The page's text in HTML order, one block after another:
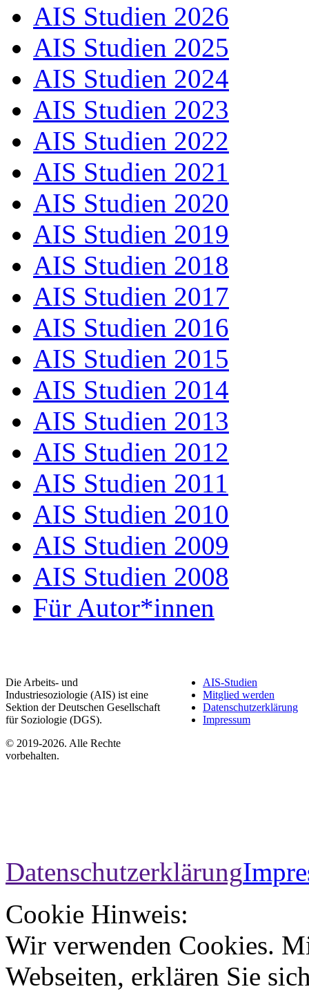
AIS Studien 2026
AIS Studien 2025
AIS Studien 2024
AIS Studien 2023
AIS Studien 2022
AIS Studien 2021
AIS Studien 2020
AIS Studien 2019
AIS Studien 2018
AIS Studien 2017
AIS Studien 2016
AIS Studien 2015
AIS Studien 2014
AIS Studien 2013
AIS Studien 2012
AIS Studien 2011
AIS Studien 2010
AIS Studien 2009
AIS Studien 2008
Für Autor*innen
Die Arbeits- und
Industriesoziologie (AIS) ist eine
Sektion der Deutschen Gesellschaft
für Soziologie (DGS).
© 2019-2026. Alle Rechte
vorbehalten.
AIS-Studien
Mitglied werden
Datenschutzerklärung
Impressum
Datenschutzerklärung
Cookie Hinweis:
Wir verwenden Cookies.
Webseiten, erklären Sie